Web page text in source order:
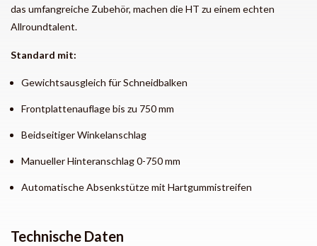
das umfangreiche Zubehör, machen die HT zu einem echten
Allroundtalent.
Standard mit:
Gewichtsausgleich für Schneidbalken
Frontplattenauflage bis zu 750 mm
Beidseitiger Winkelanschlag
Manueller Hinteranschlag 0-750 mm
Automatische Absenkstütze mit Hartgummistreifen
Technische Daten